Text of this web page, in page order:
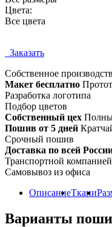
Цвета:
Все цвета
Заказать
Собственное
Макет бесплатно
Разработка логотипа
Подбор цветов
Собственный цех
Пошив от 5 дней
Срочный пошив
Доставка по всей
Транспортной компанией
Самовывоз из офиса
ОписаниеТкани
Варианты